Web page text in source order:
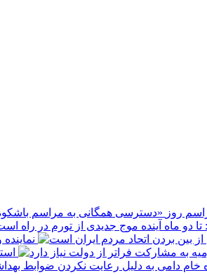
روز